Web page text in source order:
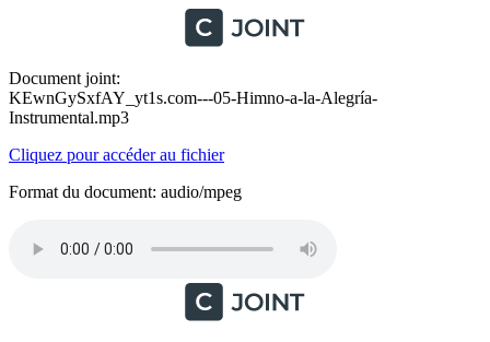
Document joint:
KEwnGySxfAY_yt1s.com---05-Himno-a-la-Alegría-
Instrumental.mp3
Cliquez pour accéder au fichier
Format du document: audio/mpeg